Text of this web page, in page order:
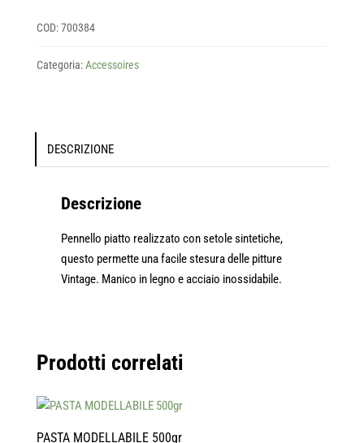
cm
COD:700384
Categoria:Accessoires
DESCRIZIONE
Descrizione
Pennello piatto realizzato con setole sintetiche,
questo permette una facile stesura delle pitture
Vintage. Manico in legno e acciaio inossidabile.
Prodotti correlati
PASTA MODELLABILE 500gr